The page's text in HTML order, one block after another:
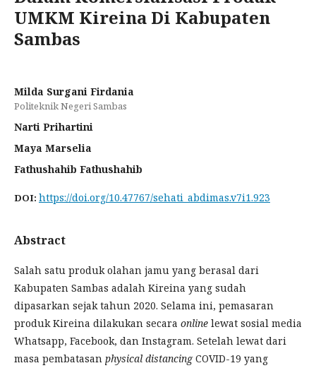
UMKM Kireina Di Kabupaten
Sambas
Milda Surgani Firdania
Politeknik Negeri Sambas
Narti Prihartini
Maya Marselia
Fathushahib Fathushahib
DOI: https://doi.org/10.47767/sehati_abdimas.v7i1.923
Abstract
Salah satu produk olahan jamu yang berasal dari
Kabupaten Sambas adalah Kireina yang sudah
dipasarkan sejak tahun 2020. Selama ini, pemasaran
produk Kireina dilakukan secara online lewat sosial media
Whatsapp, Facebook, dan Instagram. Setelah lewat dari
masa pembatasan physical distancingCOVID-19 yang